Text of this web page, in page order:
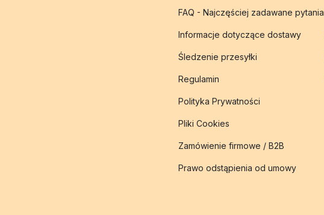
FAQ - Najczęściej zadawane pytania
Informacje dotyczące dostawy
Śledzenie przesyłki
Regulamin
Polityka Prywatności
Pliki Cookies
Zamówienie firmowe / B2B
Prawo odstąpienia od umowy